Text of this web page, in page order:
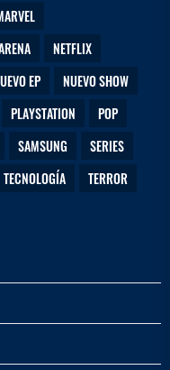
MARVEL
NETFLIX
NUEVO EP
NUEVO SHOW
PLAYSTATION
POP
SAMSUNG
SERIES
TECNOLOGÍA
TERROR